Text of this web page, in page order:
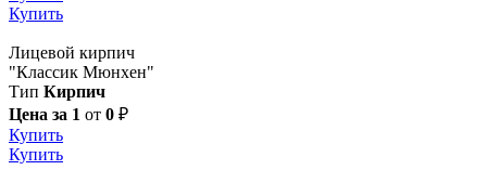
Купить
Лицевой кирпич
"Классик Мюнхен"
Тип Кирпич
Цена за 1 от 0 ₽
Купить
Купить